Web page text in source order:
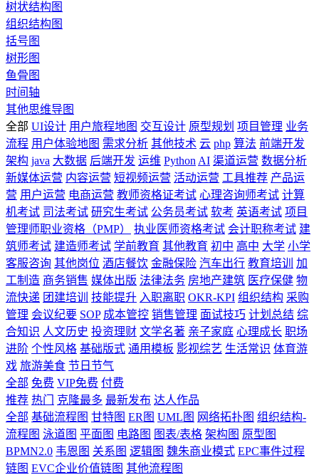
树状结构图
组织结构图
括号图
树形图
鱼骨图
时间轴
其他思维导图
全部 UI设计 用户旅程地图 交互设计 原型规划 项目管理 业务
流程 用户体验地图 需求分析 其他技术 云 php 算法 前端开发
架构 java 大数据 后端开发 运维 Python AI 渠道运营 数据分析
新媒体运营 内容运营 短视频运营 活动运营 工具推荐 产品运
营 用户运营 电商运营 教师资格证考试 心理咨询师考试 计算
机考试 司法考试 研究生考试 公务员考试 软考 英语考试 项目
管理师职业资格（PMP）
执业医师资格考试 会计职称考试 建
筑师考试 建造师考试 学前教育 其他教育 初中 高中 大学 小学
客服咨询 其他岗位 酒店餐饮 金融保险 汽车出行 教育培训
加
工制造 商务销售 媒体出版 法律法务 房地产建筑 医疗保健 物
流快递 团建培训 技能提升 入职离职 OKR-KPI 组织结构 采购
管理 会议纪要 SOP 成本管控 销售管理 面试技巧 计划总结 综
合知识 人文历史 投资理财 文学名著 亲子家庭 心理成长 职场
进阶 个性风格 基础版式 通用模板 影视综艺 生活常识 体育游
戏 旅游美食 节日节气
全部 免费 VIP免费 付费
推荐 热门 克隆最多 最新发布 达人作品
全部 基础流程图 甘特图 ER图 UML图 网络拓扑图 组织结构-
流程图 泳道图 平面图 电路图 图表/表格 架构图 原型图
BPMN2.0 韦恩图 关系图 逻辑图 魏朱商业模式 EPC事件过程
链图 EVC企业价值链图 其他流程图